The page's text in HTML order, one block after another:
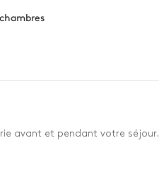
avant et pendant votre séjour.